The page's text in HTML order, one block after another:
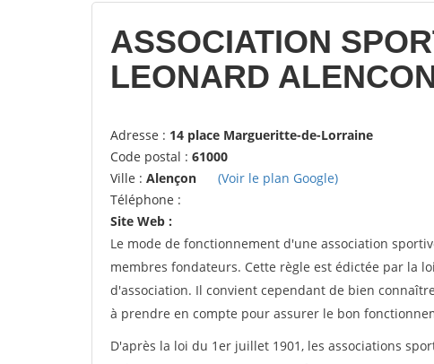
ASSOCIATION
LEONARD
Adresse : 14 place Margueritte-de-Lorraine
Code postal : 61000
Ville : Alençon
(Voir le plan Google)
Téléphone :
Site Web :
Le mode de fonctionnement d'une association
membres fondateurs. Cette règle est édictée par la
d'association. Il convient cependant de bien
à prendre en compte pour assurer le bon
D'après la loi du 1er juillet 1901, les associations